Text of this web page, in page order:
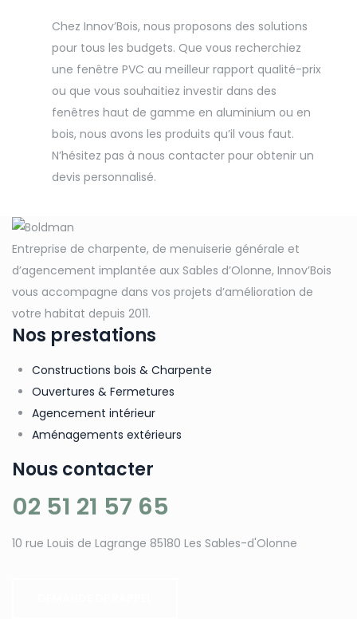
Chez Innov’Bois, nous proposons des solutions
pour tous les budgets. Que vous recherchiez
une fenêtre PVC au meilleur rapport qualité-prix
ou que vous souhaitiez investir dans des
fenêtres haut de gamme en aluminium ou en
bois, nous avons les produits qu’il vous faut.
N’hésitez pas à nous contacter pour obtenir un
devis personnalisé.
Entreprise de charpente, de menuiserie générale et
d’agencement implantée aux Sables d’Olonne, Innov’Bois
vous accompagne dans vos projets d’amélioration de
votre habitat depuis 2011.
Nos prestations
Constructions bois & Charpente
Ouvertures & Fermetures
Agencement intérieur
Aménagements extérieurs
Nous contacter
02 51 21 57 65
10 rue Louis de Lagrange 85180 Les Sables-d'Olonne